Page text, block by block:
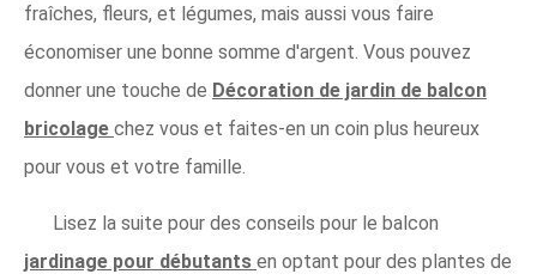
fraîches, fleurs, et légumes, mais aussi vous faire
économiser une bonne somme d'argent. Vous pouvez
donner une touche de Décoration de jardin de balcon
bricolage chez vous et faites-en un coin plus heureux
pour vous et votre famille.
Lisez la suite pour des conseils pour le balcon
jardinage pour débutants en optant pour des plantes de